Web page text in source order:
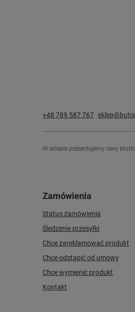
+48 789 587 767
W sklepie prezentujemy ceny
Zamówienia
Status zamówienia
Śledzenie przesyłki
Chcę zareklamować produkt
Chcę odstąpić od umowy
Chcę wymienić produkt
Kontakt